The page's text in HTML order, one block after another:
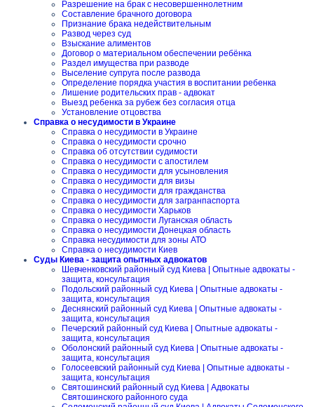
Разрешение на брак с несовершеннолетним
Составление брачного договора
Признание брака недействительным
Развод через суд
Взыскание алиментов
Договор о материальном обеспечении ребёнка
Раздел имущества при разводе
Выселение супруга после развода
Определение порядка участия в воспитании ребенка
Лишение родительских прав - адвокат
Выезд ребенка за рубеж без согласия отца
Установление отцовства
Справка о несудимости в Украине
Справка о несудимости в Украине
Справка о несудимости срочно
Справка об отсутствии судимости
Справка о несудимости с апостилем
Справка о несудимости для усыновления
Справка о несудимости для визы
Справка о несудимости для гражданства
Справка о несудимости для загранпаспорта
Справка о несудимости Харьков
Справка о несудимости Луганская область
Справка о несудимости Донецкая область
Справка несудимости для зоны АТО
Справка о несудимости Киев
Суды Киева - защита опытных адвокатов
Шевченковский районный суд Киева | Опытные адвокаты -
защита, консультация
Подольский районный суд Киева | Опытные адвокаты -
защита, консультация
Деснянский районный суд Киева | Опытные адвокаты -
защита, консультация
Печерский районный суд Киева | Опытные адвокаты -
защита, консультация
Оболонский районный суд Киева | Опытные адвокаты -
защита, консультация
Голосеевский районный суд Киева | Опытные адвокаты -
защита, консультация
Святошинский районный суд Киева | Адвокаты
Святошинского районного суда